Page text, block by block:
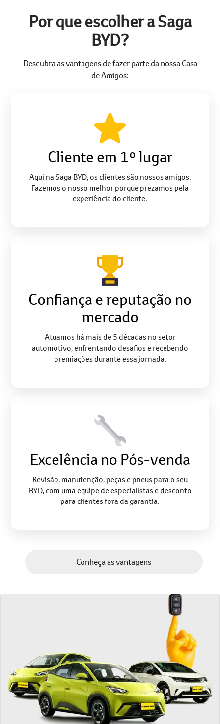
BYD?
Descubra as vantagens de fazer parte da nossa Casa
de Amigos:
Cliente em 1º lugar
Aqui na Saga BYD, os clientes são nossos amigos.
Fazemos o nosso melhor porque prezamos pela
experiência do cliente.
Confiança e reputação no
mercado
Atuamos há mais de 5 décadas no setor
automotivo, enfrentando desafios e recebendo
premiações durante essa jornada.
Excelência no Pós-venda
Revisão, manutenção, peças e pneus para o seu
BYD, com uma equipe de especialistas e desconto
para clientes fora da garantia.